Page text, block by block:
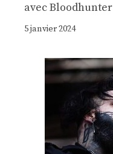
avec Bloodhunter
5 janvier 2024